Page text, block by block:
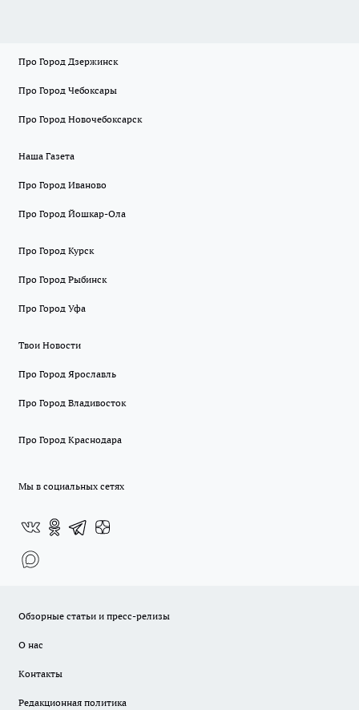
Про Город Дзержинск
Про Город Чебоксары
Про Город Новочебоксарск
Наша Газета
Про Город Иваново
Про Город Йошкар-Ола
Про Город Курск
Про Город Рыбинск
Про Город Уфа
Твои Новости
Про Город Ярославль
Про Город Владивосток
Про Город Краснодара
Мы в социальных сетях
Обзорные статьи и пресс-релизы
О нас
Контакты
Редакционная политика